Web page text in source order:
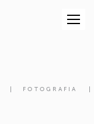
FOTOGRAFIA